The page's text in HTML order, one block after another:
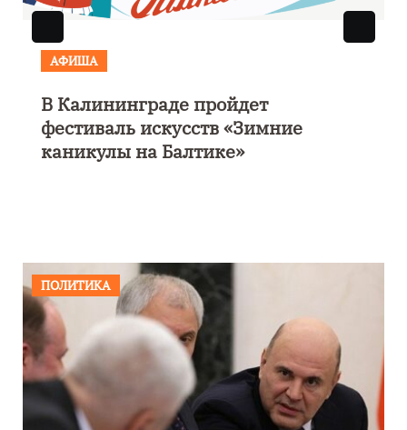
АФИША
В Калининграде пройдет
фестиваль искусств «Зимние
каникулы на Балтике»
ПОЛИТИКА